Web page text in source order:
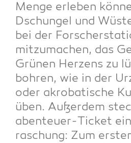
Men­ge erle­ben
Dschun­gel und
bei der
mit­zu­ma­chen, das
Grü­nen Her­zens zu
boh­ren, wie in der
oder akro­ba­ti­sche
üben. Außer­dem
aben­teu­er-Ticket
ra­schung: Zum